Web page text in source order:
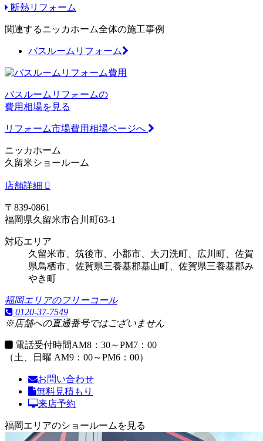
断熱リフォーム
関連するニッカホーム全体の施工事例
バスルームリフォーム
バスルームリフォームの
費用相場を見る
リフォーム市場費用相場ページへ
ニッカホーム
久留米ショールーム
店舗詳細
〒839-0861
福岡県久留米市合川町63-1
対応エリア
久留米市、筑後市、小郡市、大刀洗町、広川町、佐賀
県鳥栖市、佐賀県三養基郡基山町、佐賀県三養基郡み
やき町
福岡エリアのフリーコール
0120-37-7549
※店舗への直通番号ではございません
電話受付時間AM8：30～PM7：00
（土、日曜 AM9：00～PM6：00）
お問い合わせ
無料見積もり
来店予約
福岡エリアのショールームを見る